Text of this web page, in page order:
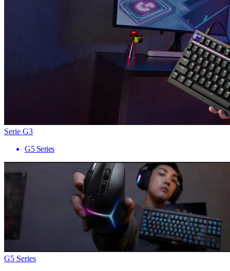
Serie G3
G5 Series
G5 Series